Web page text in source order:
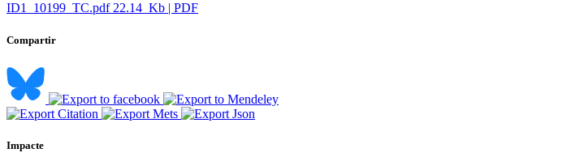
ID1_10199_TC.pdf 22.14 Kb | PDF
Compartir
Impacte